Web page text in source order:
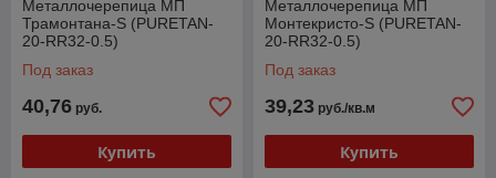
Металлочерепица МП
Трамонтана-S (PURETAN-
20-RR32-0.5)
Под заказ
40,76 руб.
Купить
Металлочерепица МП
Монтекристо-S (PURETAN-
20-RR32-0.5)
Под заказ
39,23 руб./кв.м
Купить